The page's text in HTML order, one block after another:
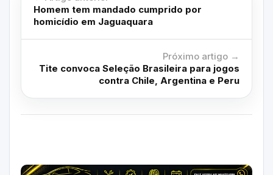
Homem tem mandado cumprido por
homicídio em Jaguaquara
Próximo artigo →
Tite convoca Seleção Brasileira para jogos
contra Chile, Argentina e Peru